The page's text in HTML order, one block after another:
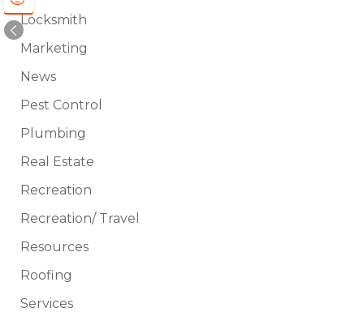
Locksmith
Marketing
News
Pest Control
Plumbing
Real Estate
Recreation
Recreation/ Travel
Resources
Roofing
Services